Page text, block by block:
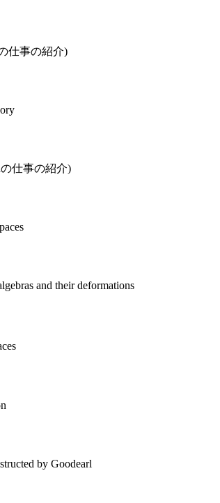
仕事の紹介)
の仕事の紹介)
and their deformations
by Goodearl